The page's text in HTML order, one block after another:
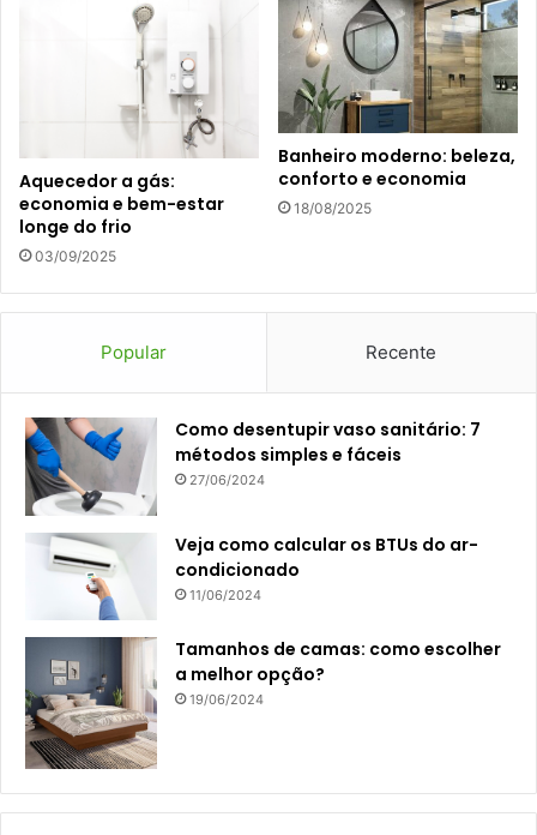
Aquecedor a gás:
economia e bem-estar
longe do frio
03/09/2025
Banheiro moderno: beleza,
conforto e economia
18/08/2025
Popular Recente
Como desentupir vaso sanitário: 7
métodos simples e fáceis
27/06/2024
Veja como calcular os BTUs do ar-
condicionado
11/06/2024
Tamanhos de camas: como escolher
a melhor opção?
19/06/2024